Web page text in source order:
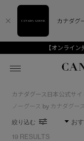
【オンライ
ホーム
スノーグ
ホーム
ウィメン
ホーム
メンズ
ホーム
キッズ
ホーム
カナダグース日本公式サイ
ノーグース by カナダグース
絞り込む
19 RESULTS
カナダグ